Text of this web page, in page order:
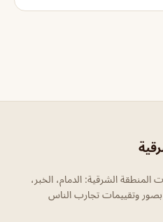
الشرقية: الدمام، الخبر،
بصور وتقييمات تجارب الناس